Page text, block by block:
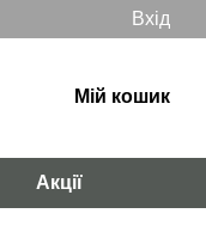
Вхід
Мій кошик
Акції